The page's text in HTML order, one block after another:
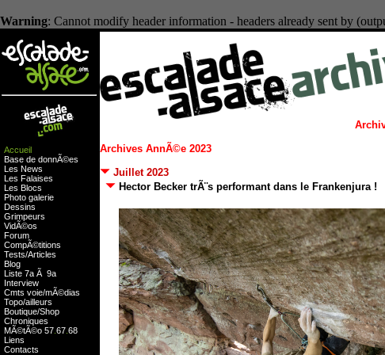
Warning: Cannot modify header information - headers already sent by
Accueil
Base de donnÃ©es
Les News
Les Falaises
Les Blocs
Photo galerie
Dessins
Grimpeurs
VidÃ©os
Forum
CompÃ©titions
Tests/Articles
Blog
Liste 7a Ã 9a
Interview
Cmts voie/mÃ©dias
Topo/ailleurs
Boutique/Shop
Chroniques
MÃ©tÃ©o 57 67 68
Liens
Contacts
Archives AnnÃ©e 2023
Juillet 2023
Hector Becker trÃ¨s performant dans le Frankenjura !